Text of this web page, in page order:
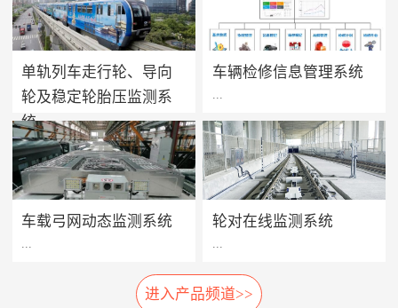
单轨列车走行轮、导向
轮及稳定轮胎压监测系
统
...
单轨列车胎压监测系统用于实
时监测单轨列车走行轮、导向
轮及稳定轮的轮胎气压及温度
爆胎时能够及时做出预报及报
扩大及危险的发生。 系统组
成： 1、胎压传感器· 安装在
车辆检修信息管理系统
方案价值 · 提升设备可靠性：
系统将车辆维保工作聚焦在提
高设备可靠性上，促进被动维
设备健康状态预警及检修智能
延长车辆设备的生命周期。
· 提升员工生产力：管理层通
车载弓网动态监测系统
车载弓网动态监测系统是一种
轮对在线监测系统
轮对在线检测系统安装在正线
进入产品频道>>